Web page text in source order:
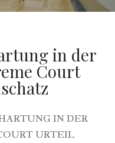
in der
Court
IN DER
URTEIL